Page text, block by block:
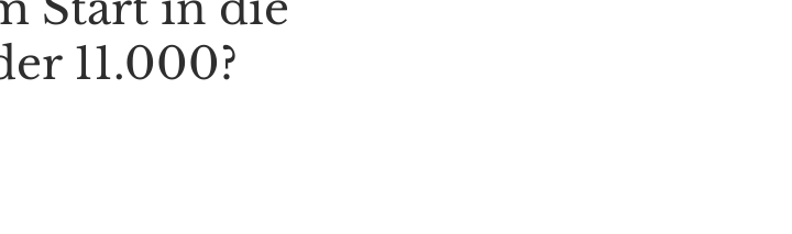
11.000?